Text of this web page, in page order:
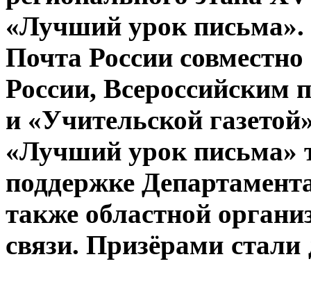
«Лучший урок письма».
Почта России
России, Всероссийским
и «Учительской
«Лучший урок письма»
поддержке
также областной
связи. Призёрами